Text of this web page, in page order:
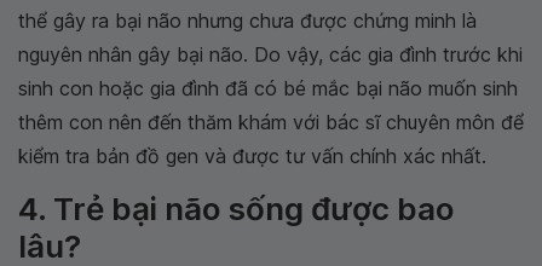
thể gây ra bại não nhưng chưa được chứng minh là
nguyên nhân gây bại não. Do vậy, các gia đình trước khi
sinh con hoặc gia đình đã có bé mắc bại não muốn sinh
thêm con nên đến thăm khám với bác sĩ chuyên môn để
kiểm tra bản đồ gen và được tư vấn chính xác nhất.
4. Trẻ bại não sống được bao
lâu?